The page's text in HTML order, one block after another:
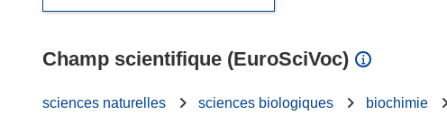
Champ scientifique (EuroSciVoc)
sciences naturelles sciences biologiques biochimie